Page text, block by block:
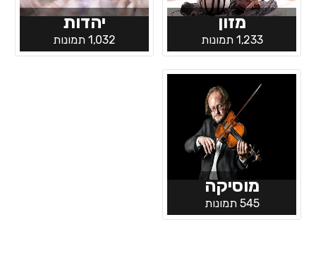
מזון
1,233 תמונות
יהדות
1,032 תמונות
מוסיקה
545 תמונות